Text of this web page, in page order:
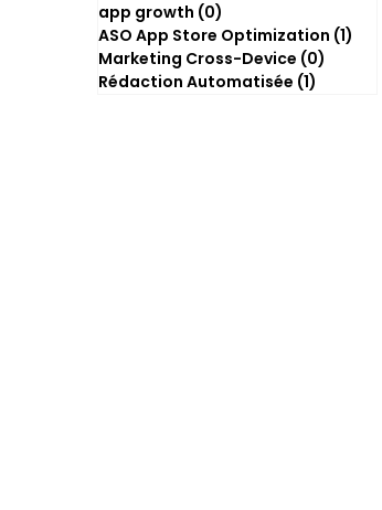
app growth (0)
ASO App Store Optimization (1)
Marketing Cross-Device (0)
Rédaction Automatisée (1)